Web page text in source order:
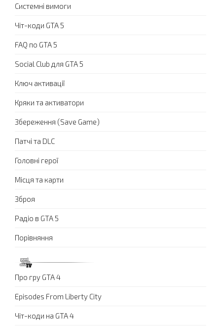
Системні вимоги
Чіт-коди GTA 5
FAQ по GTA 5
Social Club для GTA 5
Ключ активації
Кряки та активатори
Збереження (Save Game)
Патчі та DLC
Головні герої
Місця та карти
Зброя
Радіо в GTA 5
Порівняння
Про гру GTA 4
Episodes From Liberty City
Чіт-коди на GTA 4